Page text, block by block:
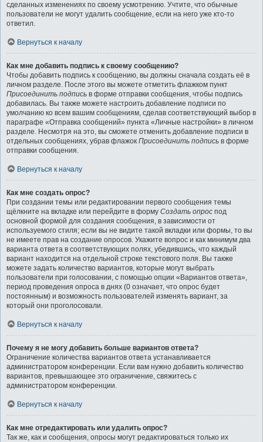
сделанных изменениях по своему усмотрению. Учтите, что обычные
пользователи не могут удалить сообщение, если на него уже кто-то
ответил.
Вернуться к началу
Как мне добавить подпись к своему сообщению?
Чтобы добавить подпись к сообщению, вы должны сначала создать её в
личном разделе. После этого вы можете отметить флажком пункт
Присоединить подпись в форме отправки сообщения, чтобы подпись
добавилась. Вы также можете настроить добавление подписи по
умолчанию ко всем вашим сообщениям, сделав соответствующий выбор в
параграфе «Отправка сообщений» пункта «Личные настройки» в личном
разделе. Несмотря на это, вы сможете отменить добавление подписи в
отдельных сообщениях, убрав флажок Присоединить подпись в форме
отправки сообщения.
Вернуться к началу
Как мне создать опрос?
При создании темы или редактировании первого сообщения темы
щёлкните на вкладке или перейдите в форму Создать опрос под
основной формой для создания сообщения, в зависимости от
используемого стиля; если вы не видите такой вкладки или формы, то вы
не имеете прав на создание опросов. Укажите вопрос и как минимум два
варианта ответа в соответствующих полях, убедившись, что каждый
вариант находится на отдельной строке текстового поля. Вы также
можете задать количество вариантов, которые могут выбрать
пользователи при голосовании, с помощью опции «Вариантов ответа»,
период проведения опроса в днях (0 означает, что опрос будет
постоянным) и возможность пользователей изменять вариант, за
который они проголосовали.
Вернуться к началу
Почему я не могу добавить больше вариантов ответа?
Ограничение количества вариантов ответа устанавливается
администратором конференции. Если вам нужно добавить количество
вариантов, превышающее это ограничение, свяжитесь с
администратором конференции.
Вернуться к началу
Как мне отредактировать или удалить опрос?
Так же, как и сообщения, опросы могут редактироваться только их